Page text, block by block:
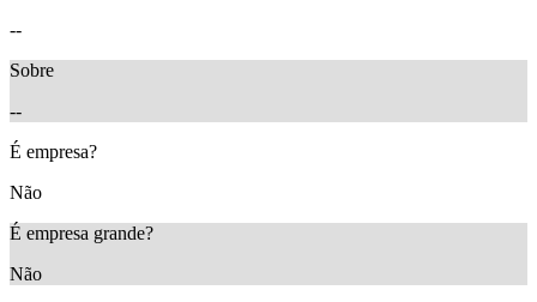
--
Sobre
--
É empresa?
Não
É empresa grande?
Não